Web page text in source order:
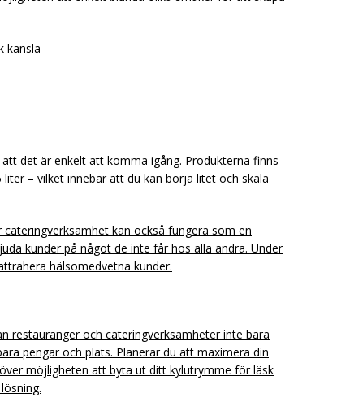
känsla
det är enkelt att komma igång. Produkterna finns
– vilket innebär att du kan börja litet och skala
kan också fungera som en
kunder på något de inte får hos alla andra. Under
hälsomedvetna kunder.
restauranger och cateringverksamheter inte bara
pengar och plats. Planerar du att maximera din
möjligheten att byta ut ditt kylutrymme för läsk